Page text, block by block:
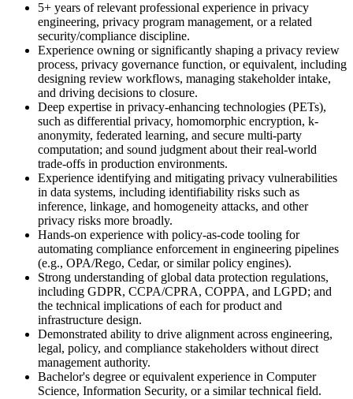
5+ years of relevant professional experience in privacy
engineering, privacy program management, or a related
security/compliance discipline.
Experience owning or significantly shaping a privacy review
process, privacy governance function, or equivalent, including
designing review workflows, managing stakeholder intake,
and driving decisions to closure.
Deep expertise in privacy-enhancing technologies (PETs),
such as differential privacy, homomorphic encryption, k-
anonymity, federated learning, and secure multi-party
computation; and sound judgment about their real-world
trade-offs in production environments.
Experience identifying and mitigating privacy vulnerabilities
in data systems, including identifiability risks such as
inference, linkage, and homogeneity attacks, and other
privacy risks more broadly.
Hands-on experience with policy-as-code tooling for
automating compliance enforcement in engineering pipelines
(e.g., OPA/Rego, Cedar, or similar policy engines).
Strong understanding of global data protection regulations,
including GDPR, CCPA/CPRA, COPPA, and LGPD; and
the technical implications of each for product and
infrastructure design.
Demonstrated ability to drive alignment across engineering,
legal, policy, and compliance stakeholders without direct
management authority.
Bachelor's degree or equivalent experience in Computer
Science, Information Security, or a similar technical field.